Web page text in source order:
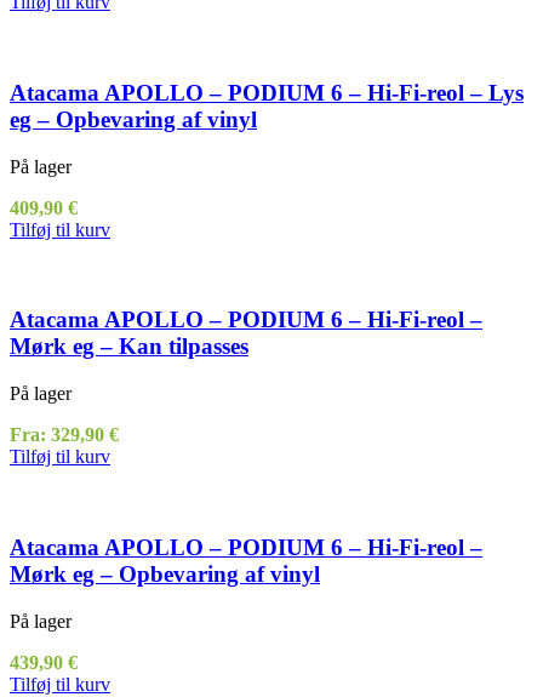
Atacama APOLLO – PODIUM 6 – Hi-Fi-reol – Lys
eg – Opbevaring af vinyl
På lager
409,90 €
Tilføj til kurv
Atacama APOLLO – PODIUM 6 – Hi-Fi-reol –
Mørk eg – Kan tilpasses
På lager
Fra: 329,90 €
Tilføj til kurv
Atacama APOLLO – PODIUM 6 – Hi-Fi-reol –
Mørk eg – Opbevaring af vinyl
På lager
439,90 €
Tilføj til kurv